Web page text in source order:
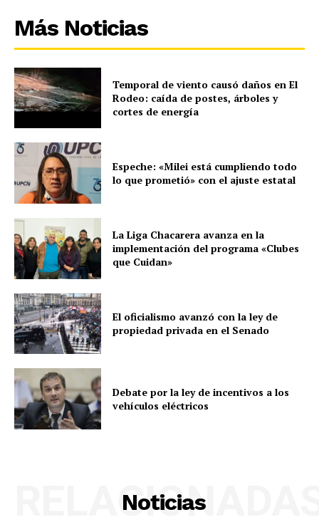
Más Noticias
Temporal de viento causó daños en El
Rodeo: caída de postes, árboles y
cortes de energía
Espeche: «Milei está cumpliendo todo
lo que prometió» con el ajuste estatal
La Liga Chacarera avanza en la
implementación del programa «Clubes
que Cuidan»
El oficialismo avanzó con la ley de
propiedad privada en el Senado
Debate por la ley de incentivos a los
vehículos eléctricos
Noticias